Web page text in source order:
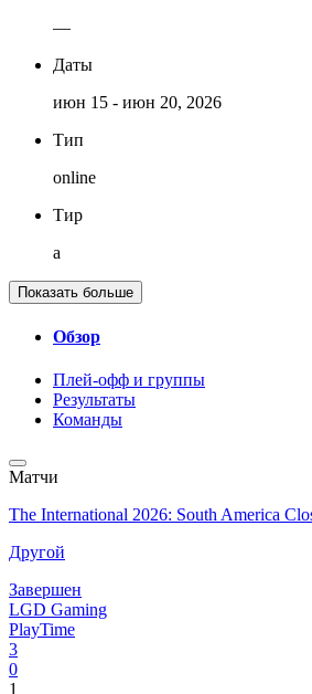
—
Даты
июн 15 - июн 20, 2026
Тип
online
Тир
a
Показать больше
Обзор
Плей-офф и группы
Результаты
Команды
Матчи
The International 2026: South America
Другой
Завершен
LGD Gaming
PlayTime
3
0
1